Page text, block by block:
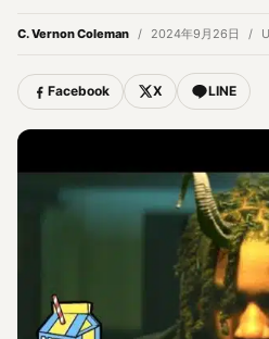
C. Vernon Coleman 2024年9月26日
Facebook X LINE